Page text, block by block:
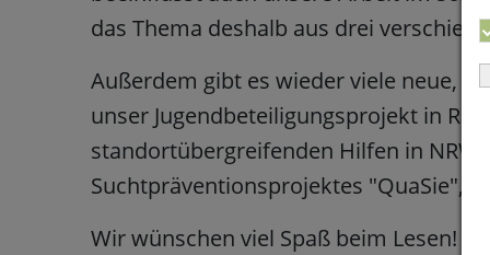
das Thema deshalb aus drei
Außerdem gibt es wieder viele neue,
unser Jugendbeteiligungsprojekt in
standortübergreifenden Hilfen in
Suchtpräventionsprojektes "QuaSie",
Wir wünschen viel Spaß beim Lesen!